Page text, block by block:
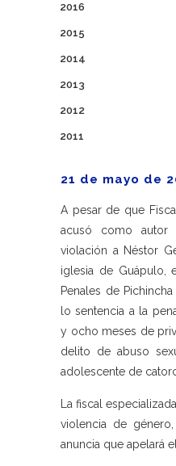
2016
2015
2014
2013
2012
2011
21 de mayo de
A pesar de que
acusó como
violación a Néstor
iglesia de Guápulo,
Penales de
lo sentencia a la
y ocho meses de
delito de abuso
adolescente de
La fiscal
violencia de género,
anuncia que apelará